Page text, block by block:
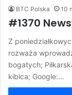
BTC Polska 10
#1370
Z
rozważa
bogatych;
kibica; Google:…